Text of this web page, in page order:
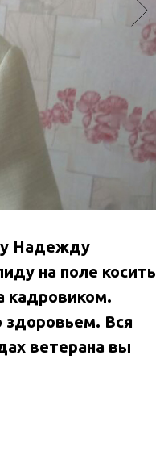
Надежду
на поле косить
кадровиком.
здоровьем. Вся
ветерана вы